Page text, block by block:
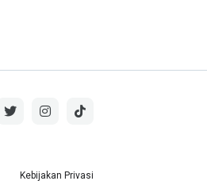
Kebijakan Privasi